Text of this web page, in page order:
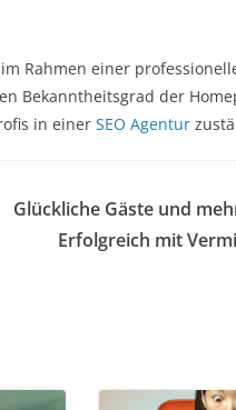
Rahmen einer
Bekanntheitsgrad der
in einer SEO Agentur
Glückliche Gäste und
Erfolgreich mit